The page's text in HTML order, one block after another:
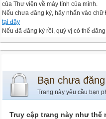
của Thư viện về máy tính của mình.
Nếu chưa đăng ký, hãy nhấn vào chữ
tại đây
Nếu đã đăng ký rồi, quý vị có thể
Bạn chưa
Trang này yêu cầu bạn
Truy cập trang này như thế